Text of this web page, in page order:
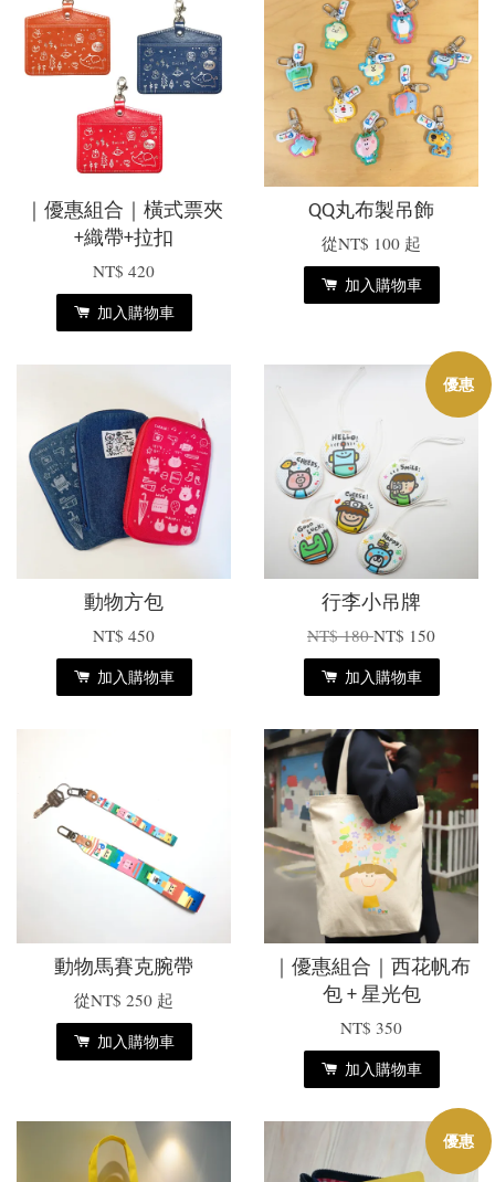
｜優惠組合｜橫式票夾
+織帶+拉扣
NT$ 420
加入購物車
QQ丸布製吊飾
從NT$ 100 起
加入購物車
動物方包
NT$ 450
加入購物車
優惠
行李小吊牌
NT$ 180NT$ 150
加入購物車
動物馬賽克腕帶
從NT$ 250 起
加入購物車
｜優惠組合｜西花帆布
包 + 星光包
NT$ 350
加入購物車
優惠